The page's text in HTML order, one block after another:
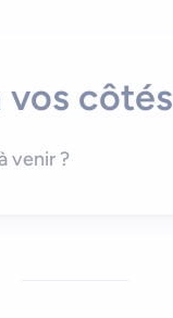
vos côtés
venir ?